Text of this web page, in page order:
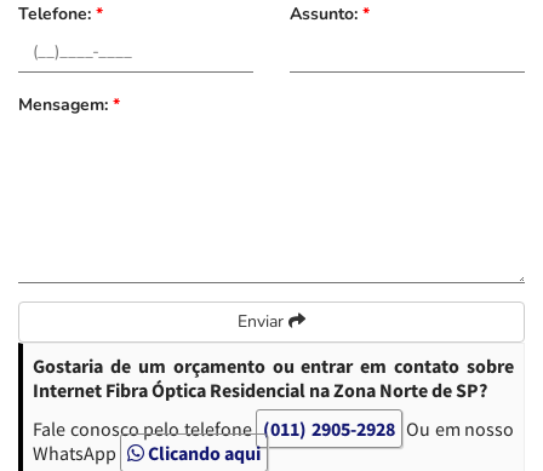
Telefone: * Assunto: *
Mensagem: *
Enviar
Gostaria de um orçamento ou entrar em contato sobre
Internet Fibra Óptica Residencial na Zona Norte de SP?
Fale conosco pelo telefone (011) 2905-2928 Ou em nosso
WhatsApp
Clicando aqui